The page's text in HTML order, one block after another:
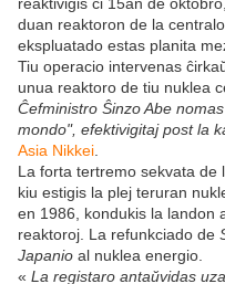
duan reaktoron de la
ekspluatado estas planita
Tiu operacio intervenas
unua reaktoro de tiu nuklea
Ĉefministro Ŝinzo Abe
mondo", efektivigitaj post la
Asia Nikkei
La forta tertremo sekvata de
kiu estigis la plej teruran
en 1986, kondukis la landon
reaktoroj. La refunkciado de
Japanio al nuklea energio.
« La registaro antaŭvidas